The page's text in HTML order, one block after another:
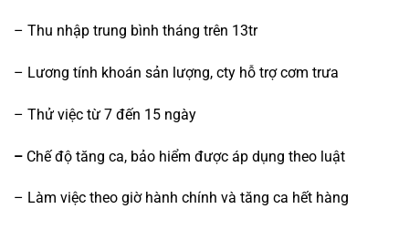
– Thu nhập trung bình tháng trên 13tr
– Lương tính khoán sản lượng, cty hỗ trợ cơm trưa
– Thử việc từ 7 đến 15 ngày
– Chế độ tăng ca, bảo hiểm được áp dụng theo luật
– Làm việc theo giờ hành chính và tăng ca hết hàng